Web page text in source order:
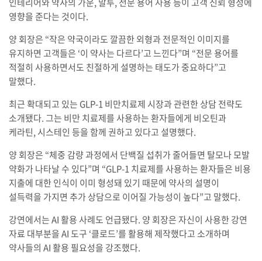
영향을 준다는 것이다.
양 회장은 “작은 약국이라도 깔끔한 외형과 전문적인 이미지를
유지하면 고객들은 ‘이 약사는 다르다’고 느낀다”며 “전문 용어를
적절히 사용하면서도 친절하게 설명하는 태도가 중요하다”고
말했다.
최근 확대되고 있는 GLP-1 비만치료제 시장과 관련한 상담 전략도
소개됐다. 그는 비만 치료제를 사용하는 환자들에게 비오틴과
케라틴, 시스테인 등을 함께 권하고 있다고 설명했다.
양 회장은 “체중 감량 과정에서 단백질 섭취가 줄어들면 탈모나 모발
약화가 나타날 수 있다”며 “GLP-1 치료제를 사용하는 환자들은 비용
지출에 대한 인식이 이미 형성돼 있기 때문에 약사의 설명이
설득력을 가지면 추가 상담으로 이어질 가능성이 높다”고 말했다.
강연에서는 AI 활용 사례도 언급됐다. 양 회장은 자신이 사용한 강연
자료 대부분을 AI 도구 ‘클로드’를 활용해 제작했다고 소개하며
약사들의 AI 활용 필요성을 강조했다.